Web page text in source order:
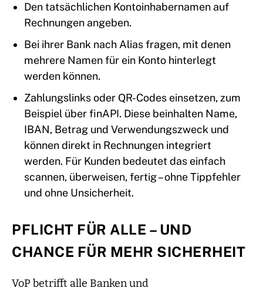
Den tatsächlichen Kontoinhabernamen auf
Rechnungen angeben.
Bei ihrer Bank nach Alias fragen, mit denen
mehrere Namen für ein Konto hinterlegt
werden können.
Zahlungslinks oder QR-Codes einsetzen, zum
Beispiel über finAPI. Diese beinhalten Name,
IBAN, Betrag und Verwendungszweck und
können direkt in Rechnungen integriert
werden. Für Kunden bedeutet das einfach
scannen, überweisen, fertig – ohne Tippfehler
und ohne Unsicherheit.
PFLICHT FÜR ALLE – UND
CHANCE FÜR MEHR SICHERHEIT
VoP betrifft alle Banken und